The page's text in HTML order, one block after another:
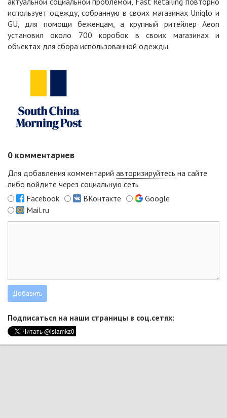
использует одежду, собранную в своих магазинах Uniqlo и
GU, для помощи беженцам, а крупный ритейлер Aeon
установил около 700 коробок в своих магазинах и
объектах для сбора использованной одежды.
0 комментариев
Для добавления комментарий авторизируйтесь на сайте
либо войдите через социальную сеть
Facebook
ВКонтакте
Google
Mail.ru
Подписаться на наши страницы в соц.сетях: